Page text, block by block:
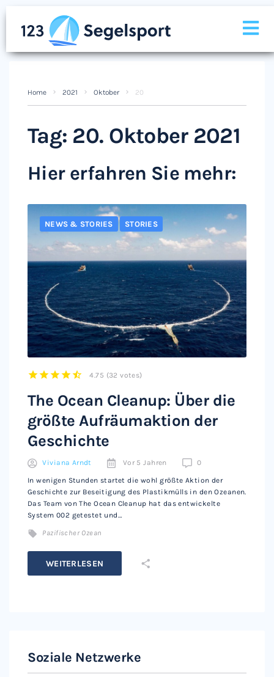
Home 2021 Oktober 20
Tag: 20. Oktober 2021
Hier erfahren Sie mehr:
NEWS & STORIES STORIES
4.75 (32 votes)
The Ocean Cleanup: Über die
größte Aufräumaktion der
Geschichte
Viviana Arndt Vor 5 Jahren 0
In wenigen Stunden startet die wohl größte Aktion der
Geschichte zur Beseitigung des Plastikmülls in den Ozeanen.
Das Team von The Ocean Cleanup hat das entwickelte
System 002 getestet und…
Pazifischer Ozean
WEITERLESEN
Soziale Netzwerke